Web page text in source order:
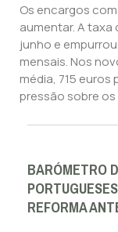
Os encargos
aumentar. A taxa
junho e
mensais. Nos
média, 715 euros
pressão sobre
BARÓMETRO
REFORMA